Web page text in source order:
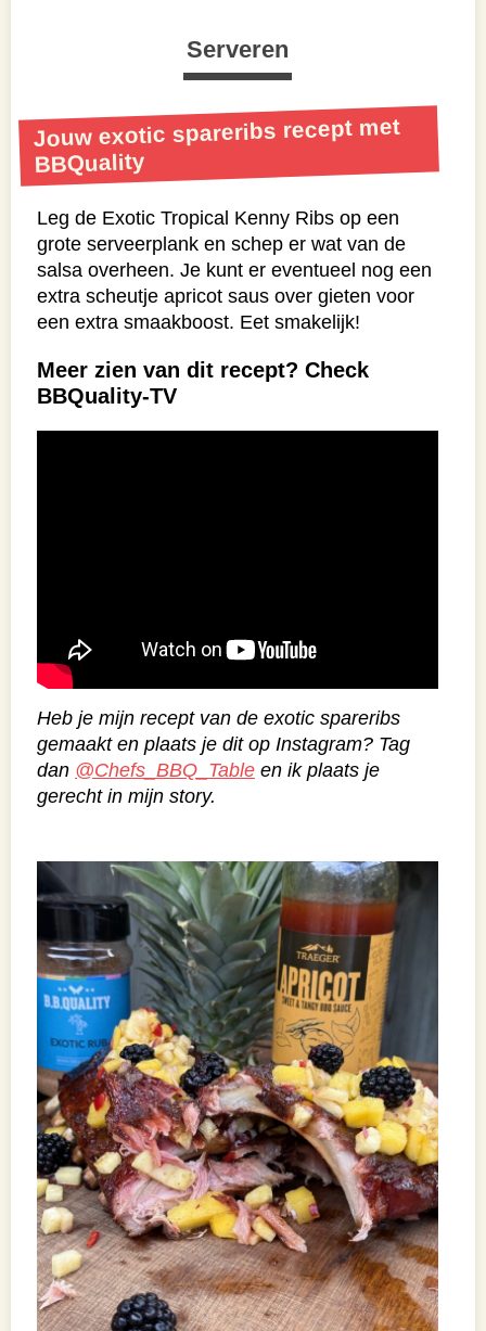
Serveren
Jouw exotic spareribs recept met
BBQuality
Leg de Exotic Tropical Kenny Ribs op een
grote serveerplank en schep er wat van de
salsa overheen. Je kunt er eventueel nog een
extra scheutje apricot saus over gieten voor
een extra smaakboost. Eet smakelijk!
Meer zien van dit recept? Check
BBQuality-TV
Heb je mijn recept van de exotic spareribs
gemaakt en plaats je dit op Instagram? Tag
dan @Chefs_BBQ_Table en ik plaats je
gerecht in mijn story.